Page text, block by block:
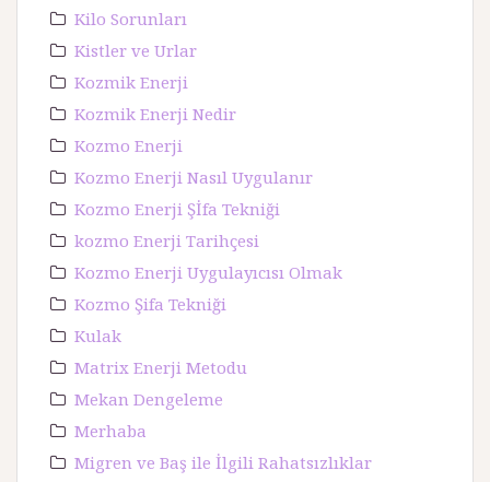
Kilo Sorunları
Kistler ve Urlar
Kozmik Enerji
Kozmik Enerji Nedir
Kozmo Enerji
Kozmo Enerji Nasıl Uygulanır
Kozmo Enerji Şİfa Tekniği
kozmo Enerji Tarihçesi
Kozmo Enerji Uygulayıcısı Olmak
Kozmo Şifa Tekniği
Kulak
Matrix Enerji Metodu
Mekan Dengeleme
Merhaba
Migren ve Baş ile İlgili Rahatsızlıklar